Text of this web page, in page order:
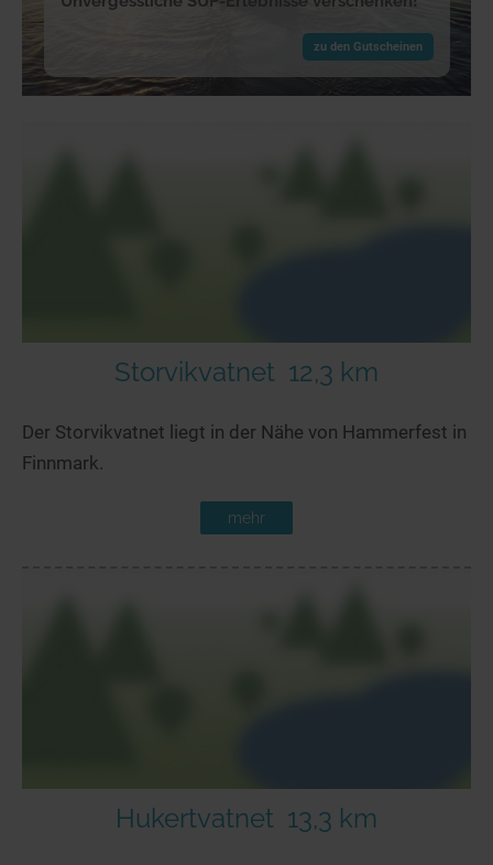
zu den Gutscheinen
Storvikvatnet 12,3 km
Der Storvikvatnet liegt in der Nähe von Hammerfest in
Finnmark.
mehr
Hukertvatnet 13,3 km